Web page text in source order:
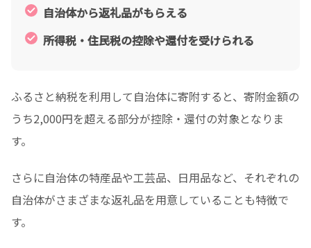
自治体から返礼品がもらえる
所得税・住民税の控除や還付を受けられる
ふるさと納税を利用して自治体に寄附すると、寄附金額の
うち2,000円を超える部分が控除・還付の対象となりま
す。
さらに自治体の特産品や工芸品、日用品など、それぞれの
自治体がさまざまな返礼品を用意していることも特徴で
す。